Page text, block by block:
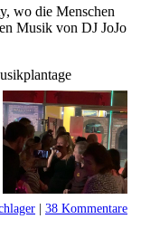
wo die Menschen
Musik von DJ JoJo
| 38 Kommentare